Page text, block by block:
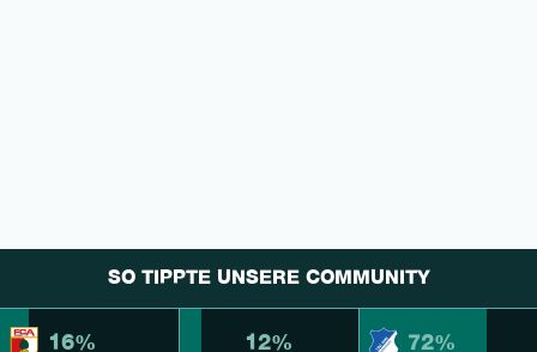
SO TIPPTE UNSERE COMMUNITY
16% 12% 72%